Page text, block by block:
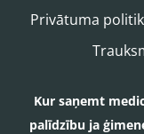
Privātuma
Kur saņemt
palīdzību ja